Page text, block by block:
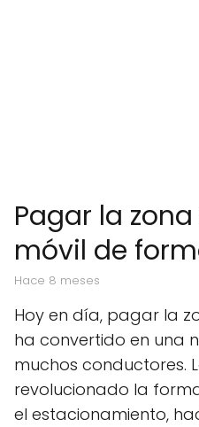
Pagar la
móvil de
hace 8 meses
Hoy en día, pagar la
ha convertido en una
muchos conductores.
revolucionado la
el estacionamiento,